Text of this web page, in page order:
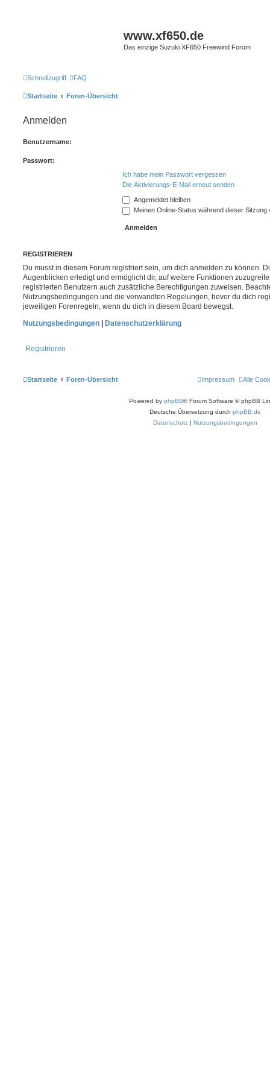
www.xf650.de
Das einzige Suzuki XF650 Freewind Forum
Schnellzugriff FAQ
Startseite Foren-Übersicht
Anmelden
Benutzername:
Passwort:
Ich habe mein Passwort vergessen
Die Aktivierungs-E-Mail erneut senden
Angemeldet bleiben
Meinen Online-Status während dieser Sitzung
REGISTRIEREN
Du musst in diesem Forum registriert sein, um dich anmelden zu können.
Augenblicken erledigt und ermöglicht dir, auf weitere Funktionen
registrierten Benutzern auch zusätzliche Berechtigungen zuweisen.
Nutzungsbedingungen und die verwandten Regelungen, bevor du dich
jeweiligen Forenregeln, wenn du dich in diesem Board bewegst.
Nutzungsbedingungen
Datenschutzerklärung
Registrieren
Startseite Foren-Übersicht Alle
Impressum
Powered by phpBB® Forum Software © phpBB
Deutsche Übersetzung durch phpBB.de
Datenschutz | Nutzungsbedingungen